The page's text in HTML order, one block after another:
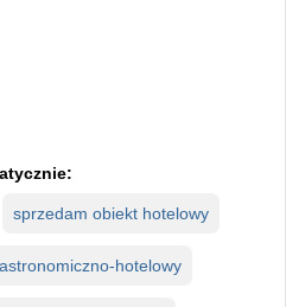
sprzedam obiekt hotelowy
hotelowy